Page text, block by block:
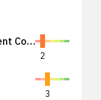
BlueFocus Intelligent Communications Group Co., Ltd.
2
3